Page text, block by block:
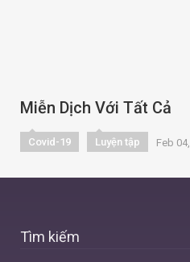
Miễn Dịch Với Tất Cả
Covid-19 Luyện tập Feb
Tìm kiếm